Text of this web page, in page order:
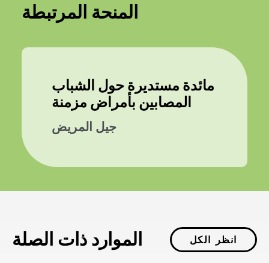
المنحة المرتبطة
مائدة مستديرة حول الشباب
المصابين بأمراض مزمنة
جيل المريض
الموارد ذات الصلة انظر الكل